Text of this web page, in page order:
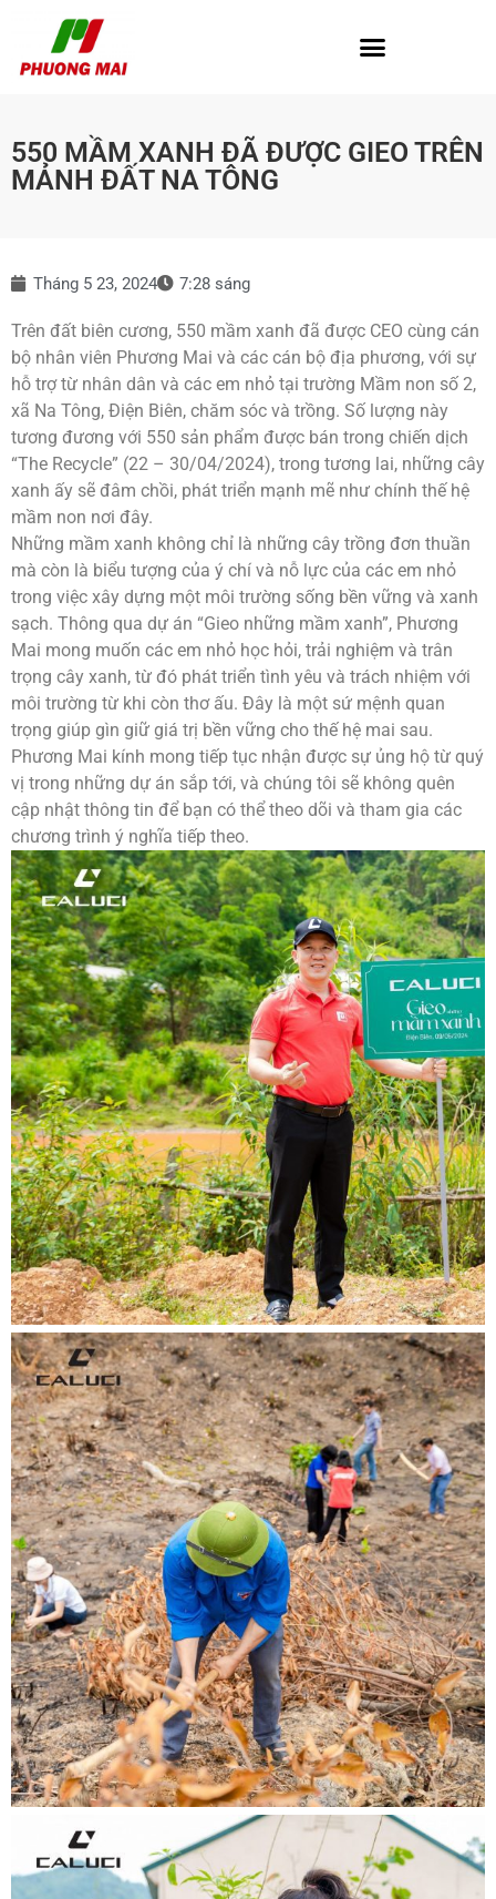
550 MẦM XANH ĐÃ ĐƯỢC GIEO TRÊN
MẢNH ĐẤT NA TÔNG
Tháng 5 23, 2024 7:28 sáng
Trên đất biên cương, 550 mầm xanh đã được CEO cùng cán
bộ nhân viên Phương Mai và các cán bộ địa phương, với sự
hỗ trợ từ nhân dân và các em nhỏ tại trường Mầm non số 2,
xã Na Tông, Điện Biên, chăm sóc và trồng. Số lượng này
tương đương với 550 sản phẩm được bán trong chiến dịch
“The Recycle” (22 – 30/04/2024), trong tương lai, những cây
xanh ấy sẽ đâm chồi, phát triển mạnh mẽ như chính thế hệ
mầm non nơi đây.
Những mầm xanh không chỉ là những cây trồng đơn thuần
mà còn là biểu tượng của ý chí và nỗ lực của các em nhỏ
trong việc xây dựng một môi trường sống bền vững và xanh
sạch. Thông qua dự án “Gieo những mầm xanh”, Phương
Mai mong muốn các em nhỏ học hỏi, trải nghiệm và trân
trọng cây xanh, từ đó phát triển tình yêu và trách nhiệm với
môi trường từ khi còn thơ ấu. Đây là một sứ mệnh quan
trọng giúp gìn giữ giá trị bền vững cho thế hệ mai sau.
Phương Mai kính mong tiếp tục nhận được sự ủng hộ từ quý
vị trong những dự án sắp tới, và chúng tôi sẽ không quên
cập nhật thông tin để bạn có thể theo dõi và tham gia các
chương trình ý nghĩa tiếp theo.